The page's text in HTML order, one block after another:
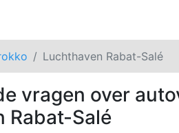
Luchthaven Rabat-Salé
vragen over
Rabat-Salé